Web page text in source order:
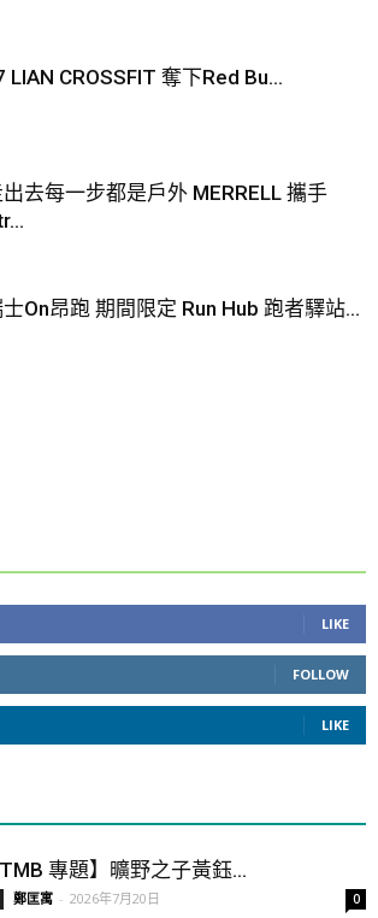
LIAN CROSSFIT 奪下Red Bu...
出去每一步都是戶外 MERRELL 攜手
On昂跑 期間限定 Run Hub 跑者驛站...
LIKE
FOLLOW
LIKE
專題】曠野之子黃鈺...
鄭匡寓 - 2026年7月20日 0